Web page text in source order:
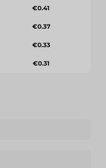
€0.41
€0.37
€0.33
€0.31